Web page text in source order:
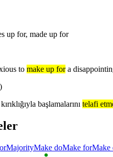
up for, made up for
to make up for a
başlamalarını telafi
MajorityMake doMake forMake